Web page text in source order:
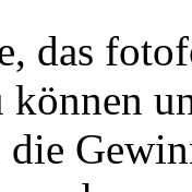
das
können